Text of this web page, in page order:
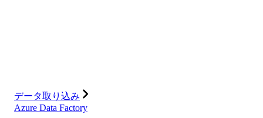
データ取り込み
Azure Data Factory